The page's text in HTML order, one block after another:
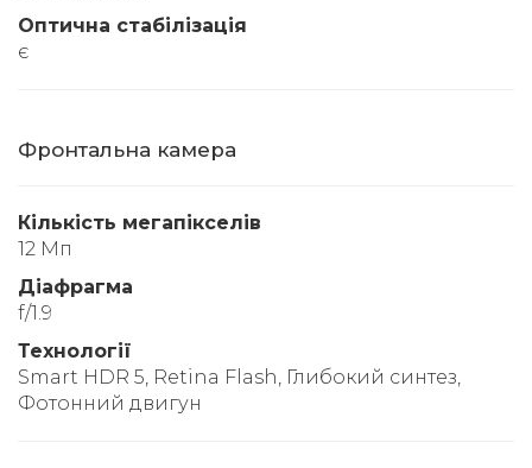
Оптична стабілізація
є
Фронтальна камера
Кількість мегапікселів
12 Мп
Діафрагма
f/1.9
Технології
Smart HDR 5, Retina Flash, Глибокий синтез,
Фотонний двигун